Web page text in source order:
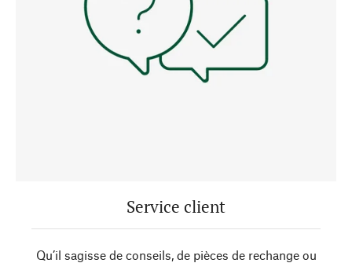
Service client
Qu’il sagisse de conseils, de pièces de rechange ou